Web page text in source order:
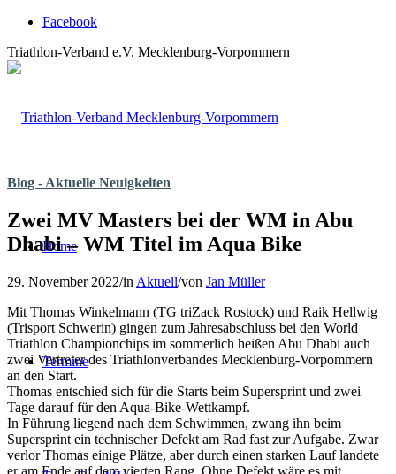
Facebook
Triathlon-Verband e.V. Mecklenburg-Vorpommern
Home
Termine
Blog - Aktuelle Neuigkeiten
Zwei MV Masters bei der WM in Abu
Dhabi – WM Titel im Aqua Bike
29. November 2022/in Aktuell/von Jan Müller
Mit Thomas Winkelmann (TG triZack Rostock) und Raik Hellwig
(Trisport Schwerin) gingen zum Jahresabschluss bei den World
Triathlon Championchips im sommerlich heißen Abu Dhabi auch
zwei Vertreter des Triathlonverbandes Mecklenburg-Vorpommern
an den Start.
Thomas entschied sich für die Starts beim Supersprint und zwei
Tage darauf für den Aqua-Bike-Wettkampf.
In Führung liegend nach dem Schwimmen, zwang ihn beim
Supersprint ein technischer Defekt am Rad fast zur Aufgabe. Zwar
verlor Thomas einige Plätze, aber durch einen starken Lauf landete
er am Ende auf dem vierten Rang. Ohne Defekt wäre es mit